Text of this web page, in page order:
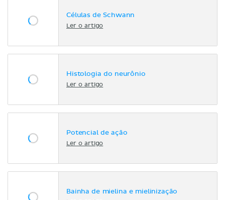
Células de Schwann
Ler o artigo
Histologia do neurônio
Ler o artigo
Potencial de ação
Ler o artigo
Bainha de mielina e mielinização